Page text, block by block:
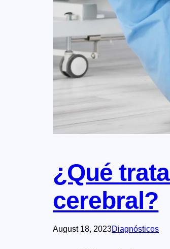
¿Qué
cerebral?
August 18, 2023Diagnósticos